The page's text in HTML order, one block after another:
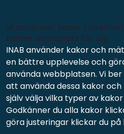
INAB använder kakor och
en bättre upplevelse och
använda webbplatsen. Vi
att använda dessa kakor
själv välja vilka typer av
Godkänner du alla kakor
göra justeringar klickar du